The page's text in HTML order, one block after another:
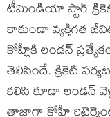
టీమిండియా స్టార్
కాకుండా వ్యక్తిగత
కోహ్లీకి లండన్
తెలిసిందే. క్రికెట్
కలిసి కూడా లండన్